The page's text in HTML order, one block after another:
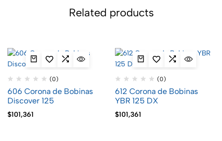
Related products
(0)
606 Corona de Bobinas
Discover 125
$101,361
(0)
612 Corona de Bobinas
YBR 125 DX
$101,361